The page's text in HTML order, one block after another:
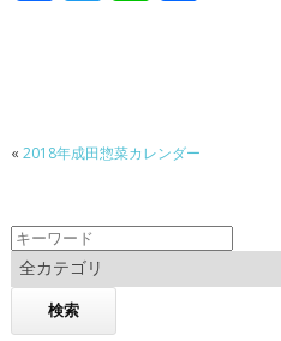
o
o
k
« 2018年成田惣菜カレンダー